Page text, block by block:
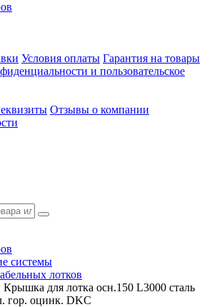
Условия оплаты Гарантия на товары
и пользовательское
Отзывы о компании
системы
лотков
для лотка осн.150 L3000 сталь
гор. оцинк. DKC